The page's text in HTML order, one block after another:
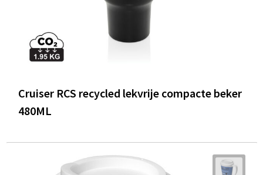
Cruiser RCS recycled lekvrije compacte beker
480ML